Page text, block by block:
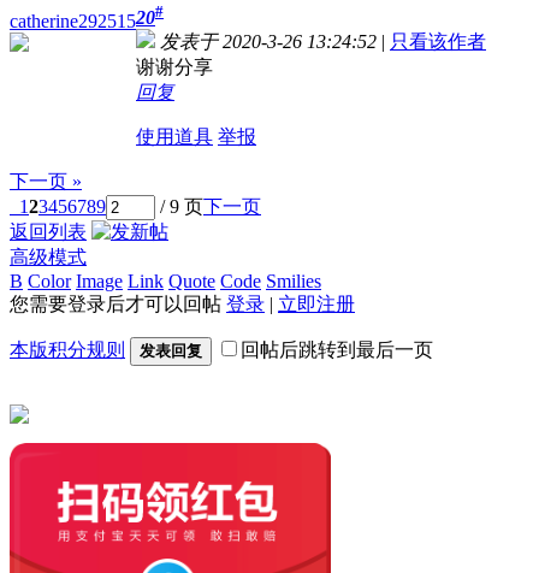
catherine29251520#
发表于 2020-3-26 13:24:52 | 只看该作者
谢谢分享
回复
使用道具 举报
下一页 »
123456789 / 9 页下一页
返回列表
高级模式
B Color Image Link Quote Code Smilies
您需要登录后才可以回帖 登录 | 立即注册
本版积分规则 发表回复 回帖后跳转到最后一页